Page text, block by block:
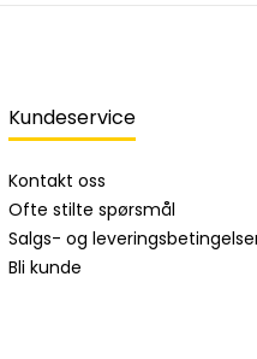
Kundeservice
Kontakt oss
Ofte stilte spørsmål
Salgs- og
Bli kunde